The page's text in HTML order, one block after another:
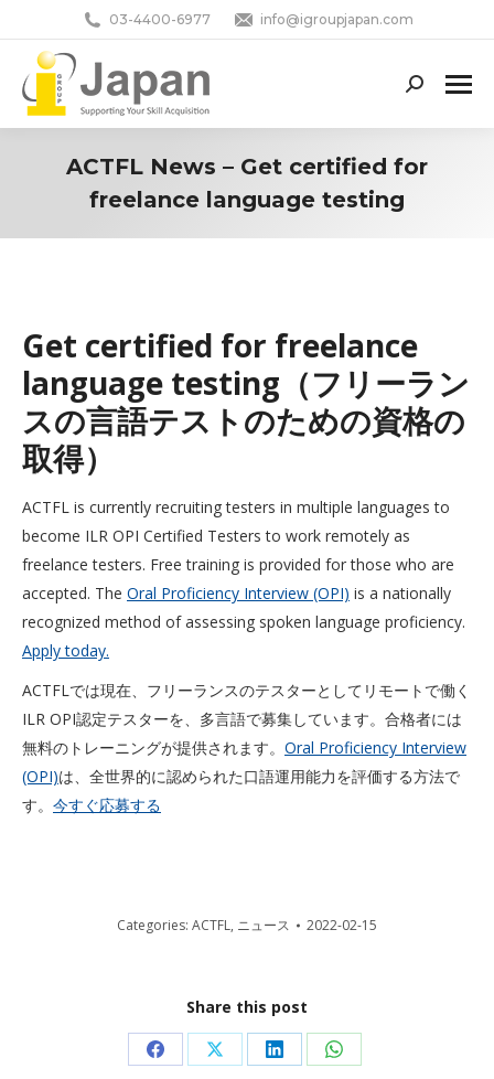
03-4400-6977 info@igroupjapan.com
Search:
ACTFL News – Get certified for
freelance language testing
Get certified for freelance
language testing（フリーラン
スの言語テストのための資格の
取得）
ACTFL is currently recruiting testers in multiple languages to
become ILR OPI Certified Testers to work remotely as
freelance testers. Free training is provided for those who are
accepted. The Oral Proficiency Interview (OPI) is a nationally
recognized method of assessing spoken language proficiency.
Apply today.
ACTFLでは現在、フリーランスのテスターとしてリモートで働く
ILR OPI認定テスターを、多言語で募集しています。合格者には
無料のトレーニングが提供されます。 Oral Proficiency Interview
(OPI)は、全世界的に認められた口語運用能力を評価する方法で
す。 今すぐ応募する
Categories: ACTFL, ニュース 2022-02-15
Share this post
Share Share Share Share